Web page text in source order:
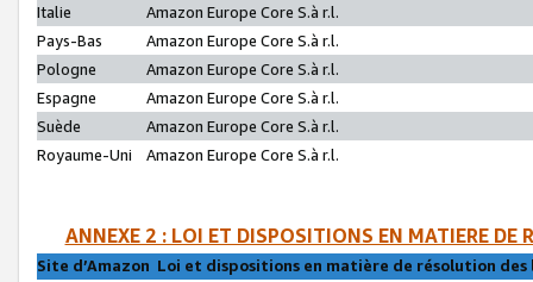
Italie
Amazon Europe Core S.à r.l.
Pays-Bas
Amazon Europe Core S.à r.l.
Pologne
Amazon Europe Core S.à r.l.
Espagne
Amazon Europe Core S.à r.l.
Suède
Amazon Europe Core S.à r.l.
Royaume-Uni
Amazon Europe Core S.à r.l.
ANNEXE 2 : LOI ET DISPOSITIONS EN MATIERE DE
Site d’Amazon Loi et dispositions en matière de résolution